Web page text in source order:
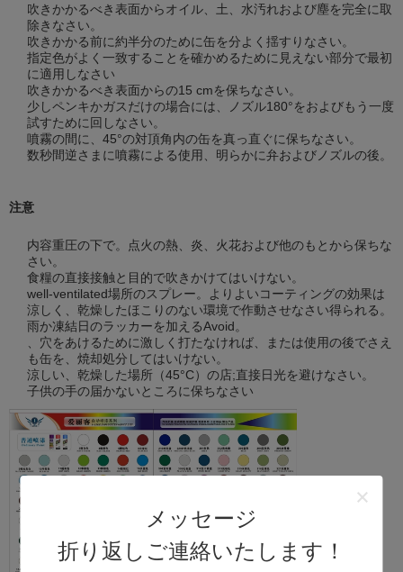
メッセージ
折り返しご連絡いたします！
吹きかかるべき表面からオイル、土、水汚れおよび塵を完全に取
除きなさい。
吹きかかる前に約半分のために缶を分よく揺すりなさい。
指定色がよく一致することを確かめるために見えない部分で最初
に適用しなさい
吹きかかるべき表面からの15 cmを保ちなさい。
少しペンキかガスだけの場合には、ノズル180°をおよびもう一度
試すために回しなさい。
噴霧の間に、45°の対頂角内の缶を真っ直ぐに保ちなさい。
数秒間逆さまに噴霧による使用、明らかに弁およびノズルの後。
注意
内容重圧の下で。点火の熱、炎、火花および他のもとから保ちな
さい。
食糧の直接接触と目的で吹きかけてはいけない。
well-ventilated場所のスプレー。よりよいコーティングの効果は
涼しく、乾燥したほこりのない環境で作動させなさい得られる。
雨か凍結日のラッカーを加えるAvoid。
、穴をあけるために激しく打たなければ、または使用の後でさえ
も缶を、焼却処分してはいけない。
涼しい、乾燥した場所（45°C）の店;直接日光を避けなさい。
子供の手の届かないところに保ちなさい